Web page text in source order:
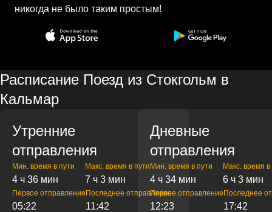
никогда не было таким простым!
Расписание Поезд из Стокгольм в
Кальмар
Утренние
отправления
Мин. время в пути
4 ч 36 мин
Макс. время в пути
7 ч 3 мин
Первое отправление
05:22
Последнее отправление
11:42
Дневные
отправления
Мин. время в пути
4 ч 34 мин
Макс. время в
6 ч 3 мин
Первое отправление
12:23
Последнее
17:42